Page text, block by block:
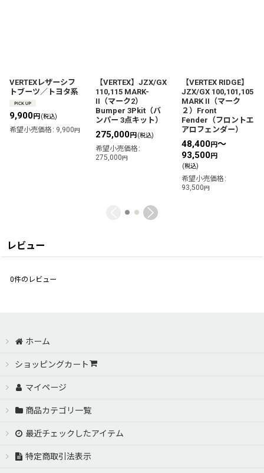
VERTEXレザーシフ
トブーツ／トヨタ系
9,900円(税込)
希望小売価格 : 9,900円
【VERTEX】JZX/GX
110,115 MARK-
II（マーク2）
Bumper 3Pkit（バ
ンパー 3点キット）
275,000円(税込)
希望小売価格 :
275,000円
【VERTEX RIDGE】
JZX/GX 100,101,105
MARK II（マーク
２）Front
Fender（フロントエ
アロフェンダー）
48,400円～
93,500円
(税込)
希望小売価格 :
93,500円
レビュー
0件のレビュー
ホーム
ショッピングカート
マイページ
商品カテゴリ一覧
最近チェックしたアイテム
特定商取引法表示